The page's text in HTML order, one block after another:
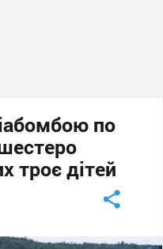
по
троє дітей